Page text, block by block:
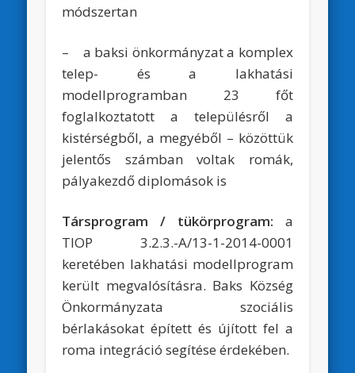
módszertan
– a baksi önkormányzat a komplex
telep- és a lakhatási
modellprogramban 23 főt
foglalkoztatott a településről a
kistérségből, a megyéből – közöttük
jelentős számban voltak romák,
pályakezdő diplomások is
Társprogram / tükörprogram: a
TIOP 3.2.3.-A/13-1-2014-0001
keretében lakhatási modellprogram
került megvalósításra. Baks Község
Önkormányzata szociális
bérlakásokat épített és újított fel a
roma integráció segítése érdekében.